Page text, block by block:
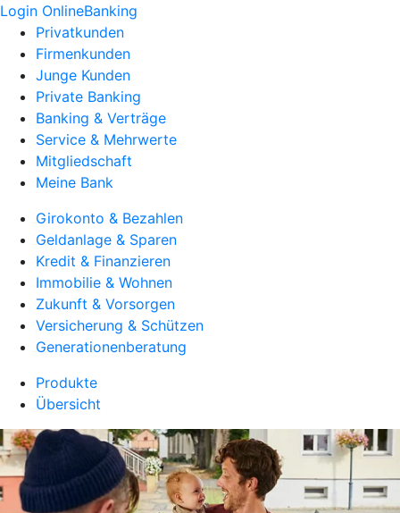
Login OnlineBanking
Privatkunden
Firmenkunden
Junge Kunden
Private Banking
Banking & Verträge
Service & Mehrwerte
Mitgliedschaft
Meine Bank
Girokonto & Bezahlen
Geldanlage & Sparen
Kredit & Finanzieren
Immobilie & Wohnen
Zukunft & Vorsorgen
Versicherung & Schützen
Generationenberatung
Produkte
Übersicht